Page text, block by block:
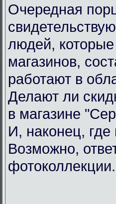
Очередная
людей,
магазинов,
работают в
Делают ли
в магазине
И, наконец,
Возможно,
фотоколлекции.